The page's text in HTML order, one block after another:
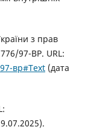
з прав
97-ВР. URL:
вр#Text(дата